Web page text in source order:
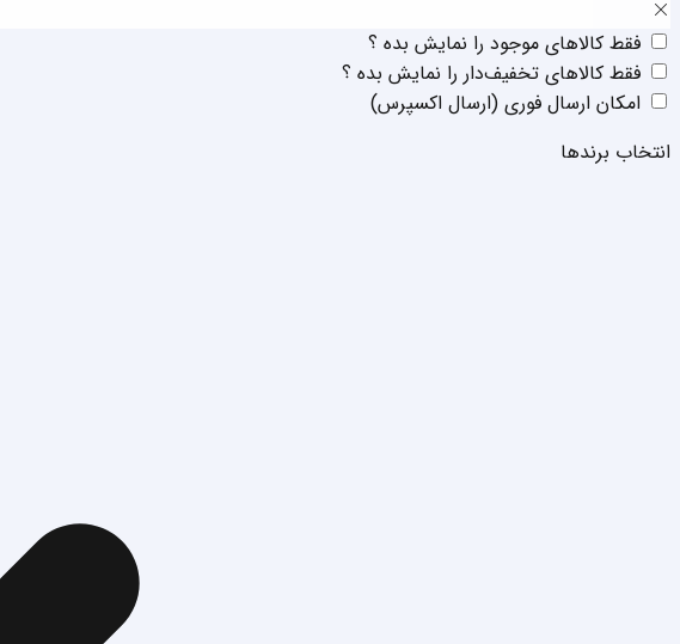
فقط‌ کالا‌‌های موجود را نمایش بده ؟
فقط‌ کالا‌‌های تخفیف‌دار را نمایش بده ؟
امکان ارسال فوری (ارسال اکسپرس)
انتخاب برند‌ها